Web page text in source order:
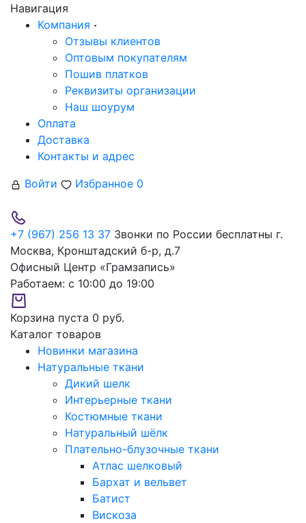
Навигация
Компания
Отзывы клиентов
Оптовым покупателям
Пошив платков
Реквизиты организации
Наш шоурум
Оплата
Доставка
Контакты и адрес
Войти
Избранное 0
+7 (967) 256 13 37 Звонки по России бесплатны г.
Москва, Кронштадский б-р, д.7
Офисный Центр «Грамзапись»
Работаем: с 10:00 до 19:00
Корзина пуста 0 руб.
Каталог товаров
Новинки магазина
Натуральные ткани
Дикий шелк
Интерьерные ткани
Костюмные ткани
Натуральный шёлк
Плательно-блузочные ткани
Атлас шелковый
Бархат и вельвет
Батист
Вискоза